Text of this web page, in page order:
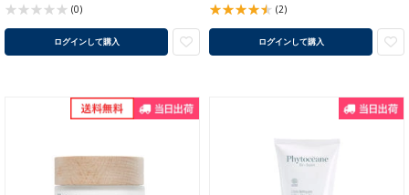
(0)
ログインして購入
(2)
ログインして購入